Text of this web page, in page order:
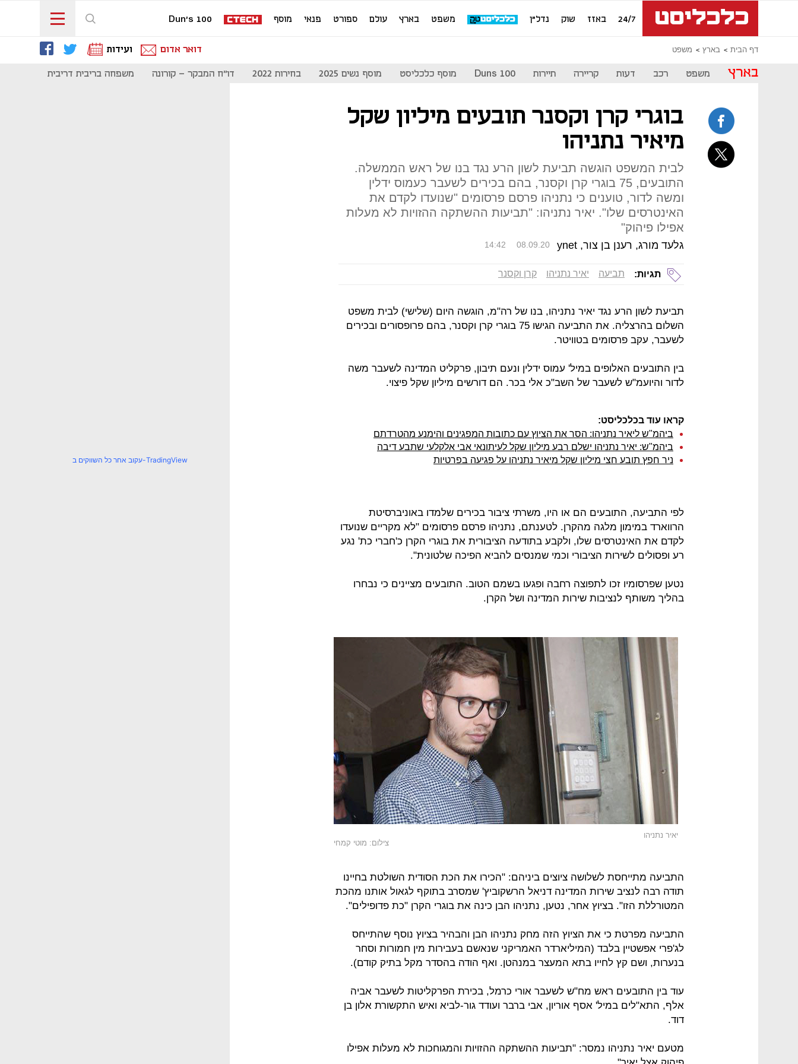
24/7 באזז שוק נדל"ן משפט בארץ עולם ספורט פנאי מוסף Dun's 100
דף הבית בארץ משפט דואר אדום ועידות
בארץ משפט רכב דעות קריירה תיירות Duns 100 מוסף כלכליסט מוסף נשים 2025 בחירות 2022 דו"ח המבקר - קורונה משפחה בריבית דריבית
בוגרי קרן וקסנר תובעים מיליון שקל
מיאיר נתניהו
לבית המשפט הוגשה תביעת לשון הרע נגד בנו של ראש הממשלה.
התובעים, 75 בוגרי קרן וקסנר, בהם בכירים לשעבר כעמוס ידלין
ומשה לדור, טוענים כי נתניהו פרסם פרסומים "שנועדו לקדם את
האינטרסים שלו". יאיר נתניהו: "תביעות ההשתקה ההזויות לא מעלות
אפילו פיהוק"
גלעד מורג, רענן בן צור, ynet 14:42 08.09.20
תגיות: תביעה יאיר נתניהו קרן וקסנר
תביעת לשון הרע נגד יאיר נתניהו, בנו של רה"מ, הוגשה היום (שלישי) לבית משפט
השלום בהרצליה. את התביעה הגישו 75 בוגרי קרן וקסנר, בהם פרופסורים ובכירים
לשעבר, עקב פרסומים בטוויטר.
בין התובעים האלופים במיל' עמוס ידלין ונעם תיבון, פרקליט המדינה לשעבר משה
לדור והיועמ"ש לשעבר של השב"כ אלי בכר. הם דורשים מיליון שקל פיצוי.
קראו עוד בכלכליסט:
ביהמ"ש ליאיר נתניהו: הסר את הציוץ עם כתובות המפגינים והימנע מהטרדתם
ביהמ"ש: יאיר נתניהו ישלם רבע מיליון שקל לעיתונאי אבי אלקלעי שתבע דיבה
ניר חפץ תובע חצי מיליון שקל מיאיר נתניהו על פגיעה בפרטיות
לפי התביעה, התובעים הם או היו, משרתי ציבור בכירים שלמדו באוניברסיטת
הרווארד במימון מלגה מהקרן. לטענתם, נתניהו פרסם פרסומים "לא מקריים שנועדו
לקדם את האינטרסים שלו, ולקבע בתודעה הציבורית את בוגרי הקרן כ'חברי כת' נגע
רע ופסולים לשירות הציבורי וכמי שמנסים להביא הפיכה שלטונית".
נטען שפרסומיו זכו לתפוצה רחבה ופגעו בשמם הטוב. התובעים מציינים כי נבחרו
בהליך משותף לנציבות שירות המדינה ושל הקרן.
יאיר נתניהו
צילום: מוטי קמחי
התביעה מתייחסת לשלושה ציוצים ביניהם: "הכירו את הכת הסודית השולטת בחיינו
תודה רבה לנציב שירות המדינה דניאל הרשקוביץ' שמסרב בתוקף לגאול אותנו מהכת
המטורללת הזו". בציוץ אחר, נטען, נתניהו הבן כינה את בוגרי הקרן "כת פדופילים".
התביעה מפרטת כי את הציוץ הזה מחק נתניהו הבן והבהיר בציוץ נוסף שהתייחס
לג'פרי אפשטיין בלבד (המיליארדר האמריקני שנאשם בעבירות מין חמורות וסחר
בנערות, ושם קץ לחייו בתא המעצר במנהטן. ואף הודה בהסדר מקל בתיק קודם).
עוד בין התובעים ראש מח"ש לשעבר אורי כרמל, בכירת הפרקליטות לשעבר אביה
אלף, התא"לים במיל' אסף אוריון, אבי ברבר ועודד גור-לביא ואיש התקשורת אלון בן
דוד.
מטעם יאיר נתניהו נמסר: "תביעות ההשתקה ההזויות והמגוחכות לא מעלות אפילו
עקוב אחר כל השווקים ב-TradingView